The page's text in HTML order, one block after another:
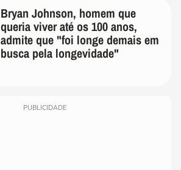
Bryan Johnson, homem que
queria viver até os 100 anos,
admite que "foi longe demais em
busca pela longevidade"
PUBLICIDADE